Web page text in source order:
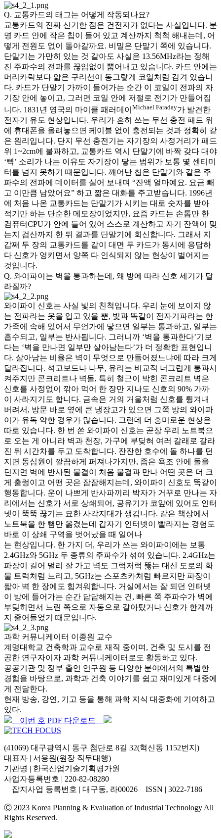
Q. 교통카드의 태그는 어떻게 작동되나요?
교통카드의 진짜 신기한 점은 건전지가 없다는 사실입니다. 분
명 카드 안에 작은 칩이 들어 있고 계산까지 척척 해내는데, 어
떻게 전원도 없이 돌아갈까요. 비밀은 단말기 쪽에 있습니다.
단말기는 가만히 있는 것 같아도 사실은 13.56MHz라는 정해
진 주파수의 전파를 끊임없이 뿜어내고 있습니다. 카드 안에는
머리카락보다 얇은 구리선이 동그랗게 코일처럼 감겨 있습니
다. 카드가 단말기 가까이 들어가는 순간 이 코일이 전파의 자
기장 안에 놓이고, 그러면 코일 안에 저절로 전기가 만들어집
니다. 1831년 영국의 마이클 패러데이 Michael Faraday가 발견한
전자기 유도 현상입니다. 우리가 흔히 쓰는 무선 충전 패드 위
에 휴대폰을 올려놓으면 케이블 없이 충전되는 것과 정확히 같
은 원리입니다. 단지 무선 충전기는 자기장의 사정거리가 패드
위 1~2cm에 불과하고, 교통카드 역시 단말기에 바짝 갖다 대야
‘삑’ 소리가 나는 이유도 자기장이 닿는 범위가 보통 몇 센티미
터를 넘지 못하기 때문입니다. 깨어난 칩은 단말기와 같은 주
파수의 전파에 데이터를 실어 보내며 “잔액 얼마예요. 요금 빼
고 이만큼 남았어요” 하고 짧은 대화를 주고받습니다. 1996년
에 처음 나온 교통카드는 단말기가 시키는 대로 숫자를 받아
적기만 하는 단순한 메모장이었지만, 요즘 카드는 손톱만 한
컴퓨터CPU가 안에 들어 있어 스스로 계산하고 자기 잔액이 맞
는지 검산까지 한 뒤 결과를 단말기에 회신합니다. 그래서 지
갑째 두 장의 교통카드를 같이 대면 두 카드가 동시에 응답하
다 신호가 엉키면서 양쪽 다 인식되지 않는 현상이 벌어지는
것입니다.
Q. 와이파이는 벽을 통과하는데, 왜 방에 따라 신호 세기가 달
라질까?
와이파이 신호는 사실 빛의 친척입니다. 우리 눈에 보이지 않
는 전파라는 옷을 입고 있을 뿐, 빛과 똑같이 전자기파라는 한
가족에 속해 있어서 무언가에 닿으면 일부는 통과하고, 일부는
흡수되고, 일부는 반사됩니다. 그러니까 ‘벽을 통과한다’기보
다는 ‘벽을 만나면 일부만 살아남는다’가 더 정확한 표현입니
다. 살아남는 비율은 벽이 무엇으로 만들어졌느냐에 따라 크게
달라집니다. 석고보드나 나무, 유리는 비교적 너그럽게 통과시
켜주지만 콘크리트나 벽돌, 특히 철근이 박힌 콘크리트 벽은
신호를 사정없이 깎아 먹어 한 장만 지나도 신호의 90% 가까
이 사라지기도 합니다. 금속은 거의 거울처럼 신호를 튕겨내
버려서, 방문 바로 옆에 큰 냉장고가 있으면 그쪽 방의 와이파
이가 유독 약한 경우가 많습니다. 그런데 더 흥미로운 현상은
따로 있습니다. 한 번 쏜 와이파이 신호는 곧장 우리 노트북으
로 오는 게 아니라 벽과 천장, 가구에 부딪혀 여러 갈래로 갈라
진 뒤 시간차를 두고 도착합니다. 잔잔한 호수에 돌 하나를 던
지면 동심원이 깔끔하게 퍼져나가지만, 좁은 욕조 안에 돌을
던지면 벽에 반사된 물결이 처음 물결과 만나 어떤 곳은 더 크
게 출렁이고 어떤 곳은 잠잠해지는데, 와이파이 신호도 똑같이
행동합니다. 운이 나쁘게 반사파끼리 박자가 거꾸로 만나는 자
리에서는 신호가 서로 상쇄되어, 공유기가 코앞에 있어도 인터
넷이 뚝뚝 끊기는 묘한 사각지대가 생깁니다. 같은 책상에서
노트북을 한 뼘만 옮겼는데 갑자기 인터넷이 빨라지는 경험도
바로 이 상쇄 구역을 벗어났을 때 일어나
는 현상입니다. 한 가지 더, 우리가 쓰는 와이파이에는 보통
2.4GHz와 5GHz 두 종류의 주파수가 섞여 있습니다. 2.4GHz는
파장이 길어 멀리 잘 가고 벽도 그럭저럭 뚫는 대신 도로의 화
물 트럭처럼 느리고, 5GHz는 스포츠카처럼 빠르지만 파장이
짧아 벽 한 장에도 힘겨워합니다. 거실에서는 잘 되던 인터넷
이 방에 들어가는 순간 답답해지는 건, 빠른 쪽 주파수가 벽에
부딪히면서 느린 쪽으로 자동으로 갈아탔거나 신호가 한계까
지 줄어들었기 때문입니다.
과학 커뮤니케이터 이종원 교수
계명대학교 건축학과 교수로 재직 중이며, 건축 및 도시를 전
공한 연구자이자 과학 커뮤니케이터로도 활동하고 있다.
공공기관 및 정부 출연 연구원 등 다양한 분야에서의 특별한
경험을 바탕으로, 과학과 건축 이야기를 쉽고 재미있게 대중에
게 전달한다.
현재 방송, 강연, 기고 등을 통해 과학 지식 대중화에 기여하고
있다.
이번 호 PDF 다운로드
(41069) 대구광역시 동구 첨단로 8길 32(혁신동 1152번지)
대표자 | 서용원(원장 직무대행)
기관명 | 한국산업기술기획평가원
사업자등록번호 | 220-82-08280
잡지사업 등록번호 | 대구동, 라00026 ISSN | 3022-7186
Ⓒ 2023 Korea Planning & Evaluation of Industrial Technology All
Rights Reserved.